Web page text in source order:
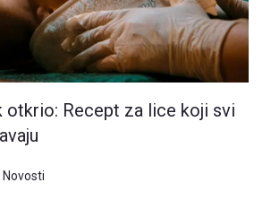
otkrio: Recept za lice koji svi
Novosti